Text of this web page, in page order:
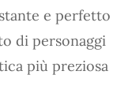
e perfetto
di personaggi
più preziosa